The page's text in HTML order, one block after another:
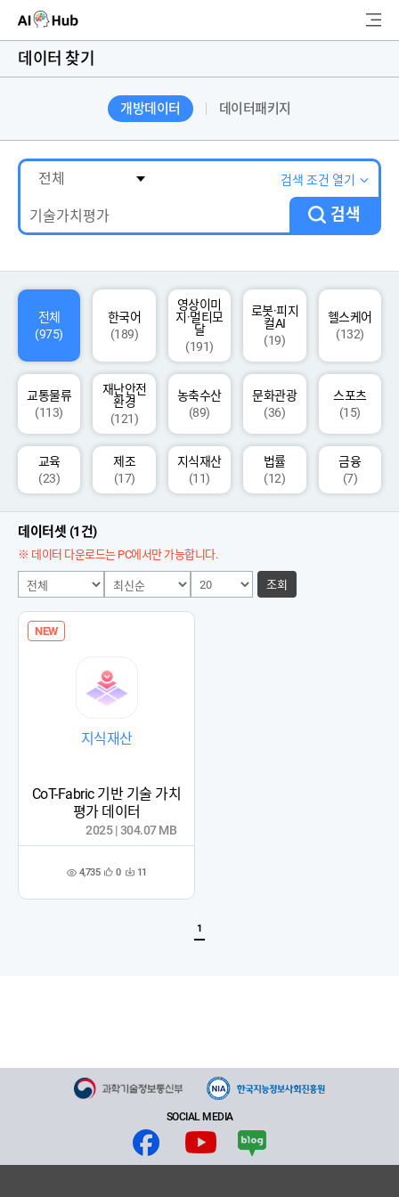
AI-Hub
AI 데이터찾기
AI 허브소개
AI 개발지원
고객지원
색
데이터 찾기
개방데이터 데이터패키지
검색 조건 열기
검색
전체
(975)
한국어
(189)
영상이미
지·멀티모
달
(191)
로봇·피지
컬AI
(19)
헬스케어
(132)
교통물류
(113)
재난안전
환경
(121)
농축수산
(89)
문화관광
(36)
스포츠
(15)
교육
(23)
제조
(17)
지식재산
(11)
법률
(12)
금융
(7)
데이터셋 (1건)
※ 데이터 다운로드는 PC에서만 가능합니다.
조회
NEW
지식재산
CoT-Fabric 기반 기술 가치
평가 데이터
조 4,735 관
록
0 다 11
2025 | 304.07 MB
1
SOCIAL MEDIA